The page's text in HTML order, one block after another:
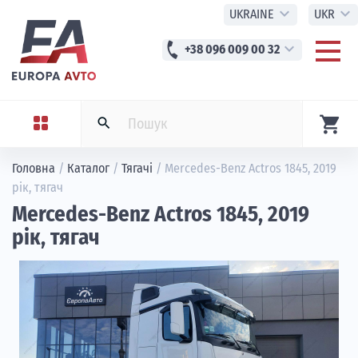
UKRAINE expand_more UKR expand_more
phone+38 096 009 00 32 expand_more
search shopping_cart
Головна / Каталог / Тягачі / Mercedes-Benz Actros 1845, 2019
рік, тягач
Mercedes-Benz Actros 1845, 2019
рік, тягач